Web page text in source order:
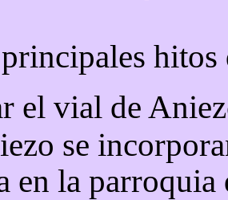
el vial de
se
en la parroquia